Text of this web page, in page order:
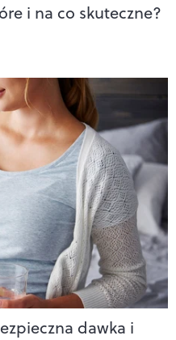
i na co skuteczne?
dawka i